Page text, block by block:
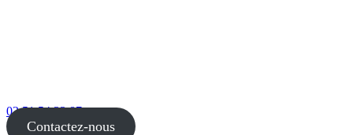
02 51 54 33 87
Contactez-nous